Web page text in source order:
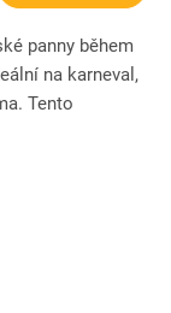
panny během
na karneval,
Tento